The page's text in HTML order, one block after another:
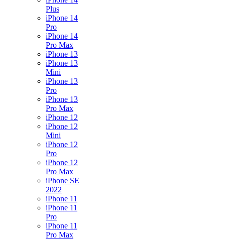
Plus
iPhone 14
Pro
iPhone 14
Pro Max
iPhone 13
iPhone 13
Mini
iPhone 13
Pro
iPhone 13
Pro Max
iPhone 12
iPhone 12
Mini
iPhone 12
Pro
iPhone 12
Pro Max
iPhone SE
2022
iPhone 11
iPhone 11
Pro
iPhone 11
Pro Max